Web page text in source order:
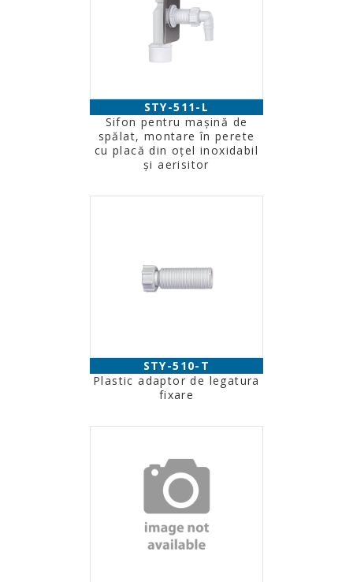
STY-511-L
Sifon pentru mașină de
spălat, montare în perete
cu placă din oțel inoxidabil
și aerisitor
STY-510-T
Plastic adaptor de legatura
fixare